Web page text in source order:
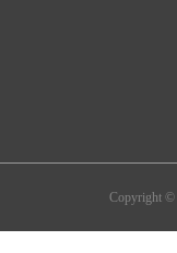
论
Copyright ©